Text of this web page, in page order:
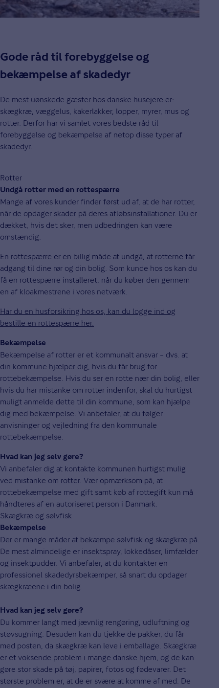
Gode råd til forebyggelse og
bekæmpelse af skadedyr
De mest uønskede gæster hos danske husejere er:
skægkræ, væggelus, kakerlakker, lopper, myrer, mus og
rotter. Derfor har vi samlet vores bedste råd til
forebyggelse og bekæmpelse af netop disse typer af
skadedyr.
Rotter
Undgå rotter med en rottespærre
Mange af vores kunder finder først ud af, at de har rotter,
når de opdager skader på deres afløbsinstallationer. Du er
dækket, hvis det sker, men udbedringen kan være
omstændig.
En rottespærre er en billig måde at undgå, at rotterne får
adgang til dine rør og din bolig. Som kunde hos os kan du
få en rottespærre installeret, når du køber den gennem
en af kloakmestrene i vores netværk.
Har du en husforsikring hos os, kan du logge ind og
bestille en rottespærre her.
Bekæmpelse
Bekæmpelse af rotter er et kommunalt ansvar – dvs. at
din kommune hjælper dig, hvis du får brug for
rottebekæmpelse. Hvis du ser en rotte nær din bolig, eller
hvis du har mistanke om rotter indenfor, skal du hurtigst
muligt anmelde dette til din kommune, som kan hjælpe
dig med bekæmpelse. Vi anbefaler, at du følger
anvisninger og vejledning fra den kommunale
rottebekæmpelse.
Hvad kan jeg selv gøre?
Vi anbefaler dig at kontakte kommunen hurtigst mulig
ved mistanke om rotter. Vær opmærksom på, at
rottebekæmpelse med gift samt køb af rottegift kun må
håndteres af en autoriseret person i Danmark.
Skægkræ og sølvfisk
Bekæmpelse
Der er mange måder at bekæmpe sølvfisk og skægkræ på.
De mest almindelige er insektspray, lokkedåser, limfælder
og insektpudder. Vi anbefaler, at du kontakter en
professionel skadedyrsbekæmper, så snart du opdager
skægkræene i din bolig.
Hvad kan jeg selv gøre?
Du kommer langt med jævnlig rengøring, udluftning og
støvsugning. Desuden kan du tjekke de pakker, du får
med posten, da skægkræ kan leve i emballage. Skægkræ
er et voksende problem i mange danske hjem, og de kan
gøre stor skade på tøj, papirer, fotos og fødevarer. Det
største problem er, at de er svære at komme af med. De